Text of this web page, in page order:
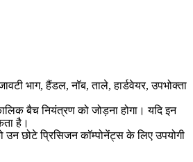
भाग, हैंडल, नॉब, ताले, हार्डवेयर, उपभोक्ता
बैच नियंत्रण को जोड़ना होगा। यदि इन
है।
छोटे प्रिसिजन कॉम्पोनेंट्स के लिए उपयोगी